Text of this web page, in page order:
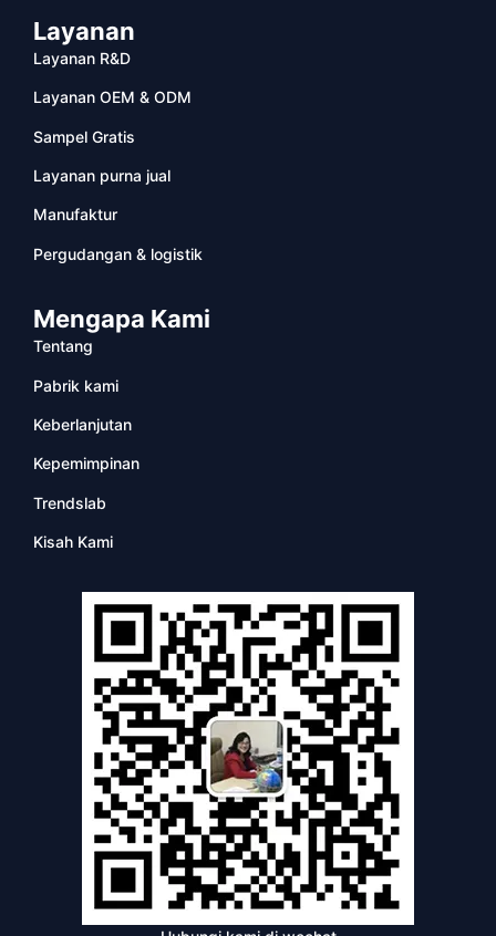
Layanan
Layanan R&D
Layanan OEM & ODM
Sampel Gratis
Layanan purna jual
Manufaktur
Pergudangan & logistik
Mengapa Kami
Tentang
Pabrik kami
Keberlanjutan
Kepemimpinan
Trendslab
Kisah Kami